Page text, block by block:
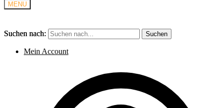
MENU
Suchen nach: Suchen
Mein Account
Suchen nach: Suchen